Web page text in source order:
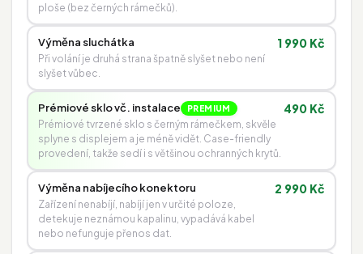
ploše (bez černých rámečků).
Výměna sluchátka
Při volání je druhá strana špatně slyšet nebo není
slyšet vůbec.
1 990 Kč
Prémiové sklo vč. instalace PREMIUM
Prémiové tvrzené sklo s černým rámečkem, skvěle
splyne s displejem a je méně vidět. Case-friendly
provedení, takže sedí i s většinou ochranných krytů.
490 Kč
Výměna nabíjecího konektoru
Zařízení nenabíjí, nabíjí jen v určité poloze,
detekuje neznámou kapalinu, vypadává kabel
nebo nefunguje přenos dat.
2 990 Kč